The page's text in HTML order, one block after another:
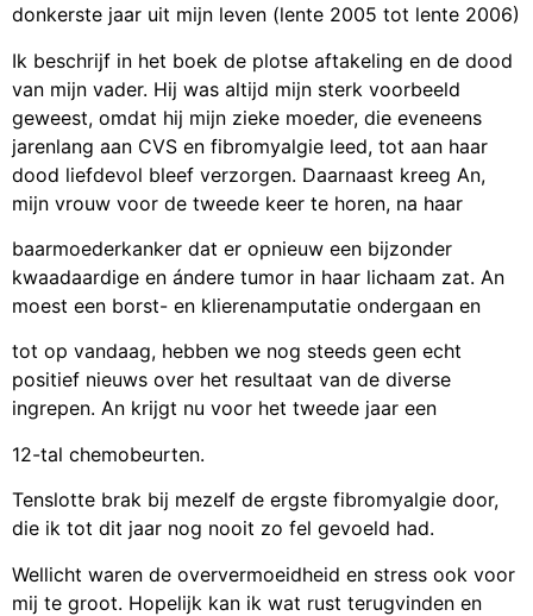
donkerste jaar uit mijn leven (lente 2005 tot lente 2006)
Ik beschrijf in het boek de plotse aftakeling en de dood
van mijn vader. Hij was altijd mijn sterk voorbeeld
geweest, omdat hij mijn zieke moeder, die eveneens
jarenlang aan CVS en fibromyalgie leed, tot aan haar
dood liefdevol bleef verzorgen. Daarnaast kreeg An,
mijn vrouw voor de tweede keer te horen, na haar
baarmoederkanker dat er opnieuw een bijzonder
kwaadaardige en ándere tumor in haar lichaam zat. An
moest een borst- en klierenamputatie ondergaan en
tot op vandaag, hebben we nog steeds geen echt
positief nieuws over het resultaat van de diverse
ingrepen. An krijgt nu voor het tweede jaar een
12-tal chemobeurten.
Tenslotte brak bij mezelf de ergste fibromyalgie door,
die ik tot dit jaar nog nooit zo fel gevoeld had.
Wellicht waren de oververmoeidheid en stress ook voor
mij te groot. Hopelijk kan ik wat rust terugvinden en